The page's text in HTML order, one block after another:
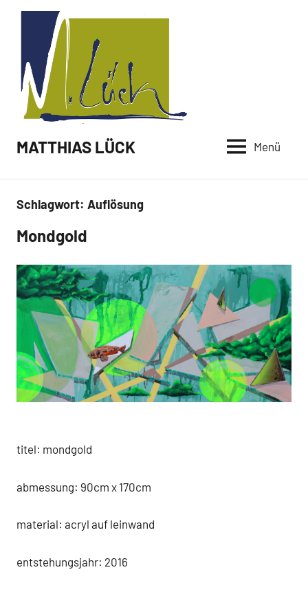
MATTHIAS LÜCK Menü
Schlagwort: Auflösung
Malerei /
Mondgold
titel: mondgold
abmessung: 90cm x 170cm
material: acryl auf leinwand
entstehungsjahr: 2016